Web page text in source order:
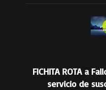
FICHITA ROTA a
servicio de